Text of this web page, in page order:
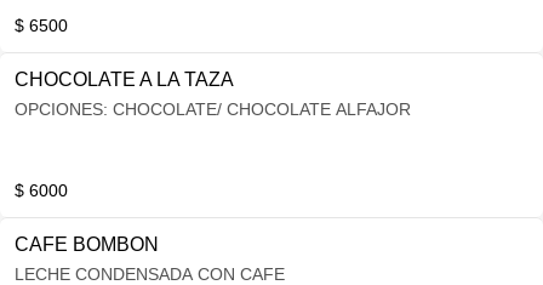
$ 6500
CHOCOLATE A LA TAZA
OPCIONES: CHOCOLATE/ CHOCOLATE ALFAJOR
$ 6000
CAFE BOMBON
LECHE CONDENSADA CON CAFE